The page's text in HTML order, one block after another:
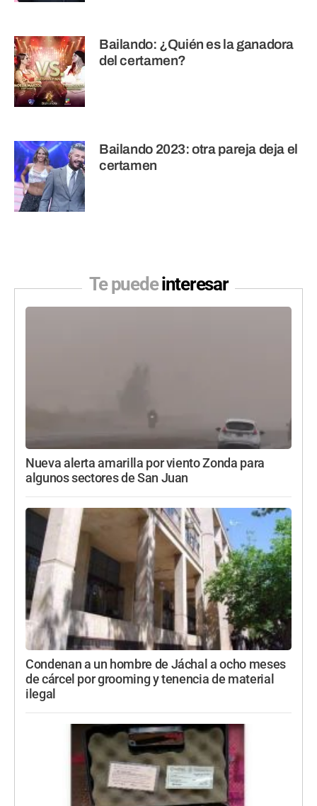
Bailando: ¿Quién es la ganadora
del certamen?
Bailando 2023: otra pareja deja el
certamen
Te puedeinteresar
Nueva alerta amarilla por viento Zonda para
algunos sectores de San Juan
Condenan a un hombre de Jáchal a ocho meses
de cárcel por grooming y tenencia de material
ilegal